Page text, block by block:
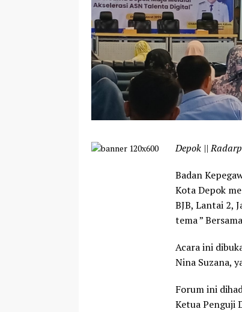
Depok ||
Badan
Kota Depok
BJB, Lantai 2,
tema ”
Acara ini
Nina Suzana,
Forum ini
Ketua Penguji